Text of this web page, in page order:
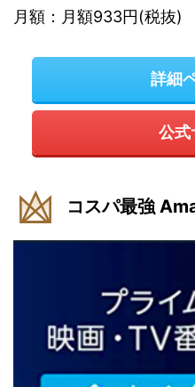
月額：月額933円(税抜)
詳細
公式
コスパ最強